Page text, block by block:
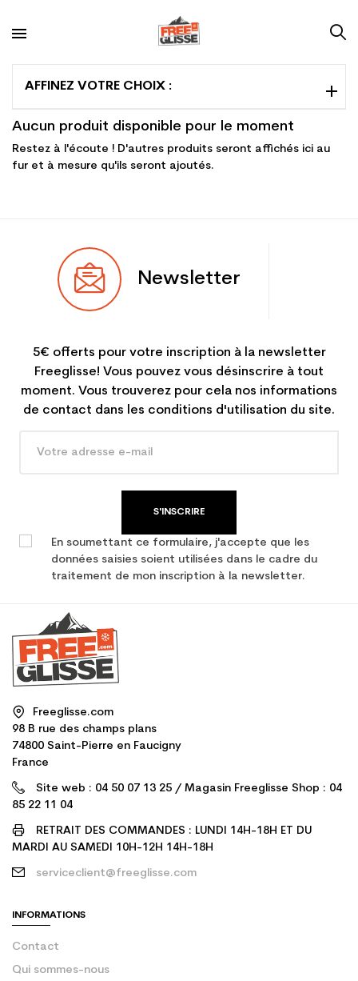
AFFINEZ VOTRE CHOIX :
Aucun produit disponible pour le moment
Restez à l'écoute ! D'autres produits seront affichés ici au
fur et à mesure qu'ils seront ajoutés.
Newsletter
5€ offerts pour votre inscription à la newsletter
Freeglisse! Vous pouvez vous désinscrire à tout
moment. Vous trouverez pour cela nos informations
de contact dans les conditions d'utilisation du site.
S'INSCRIRE
En soumettant ce formulaire, j'accepte que les
données saisies soient utilisées dans le cadre du
traitement de mon inscription à la newsletter.
Freeglisse.com
98 B rue des champs plans
74800 Saint-Pierre en Faucigny
France
Site web : 04 50 07 13 25 / Magasin Freeglisse Shop : 04
85 22 11 04
RETRAIT DES COMMANDES : LUNDI 14H-18H ET DU
MARDI AU SAMEDI 10H-12H 14H-18H
serviceclient@freeglisse.com
INFORMATIONS
Contact
Qui sommes-nous